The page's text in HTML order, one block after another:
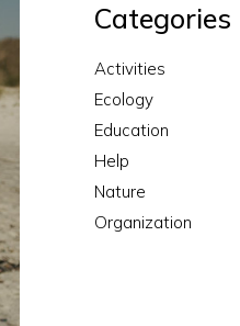
Categories
Activities
Ecology
Education
Help
Nature
Organization